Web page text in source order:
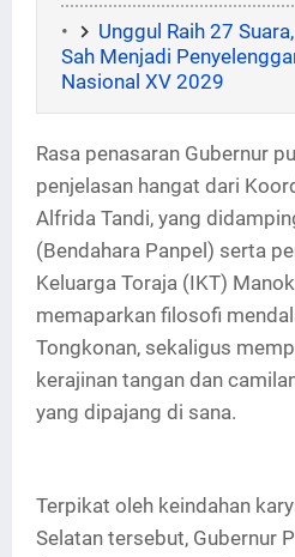
Unggul Raih 27
Sah Menjadi
Nasional XV 2029
Rasa penasaran Gubernur
penjelasan hangat dari
Alfrida Tandi, yang
(Bendahara Panpel) serta
Keluarga Toraja (IKT)
memaparkan filosofi
Tongkonan, sekaligus
kerajinan tangan dan
yang dipajang di sana.
Terpikat oleh keindahan
Selatan tersebut, Gubernur